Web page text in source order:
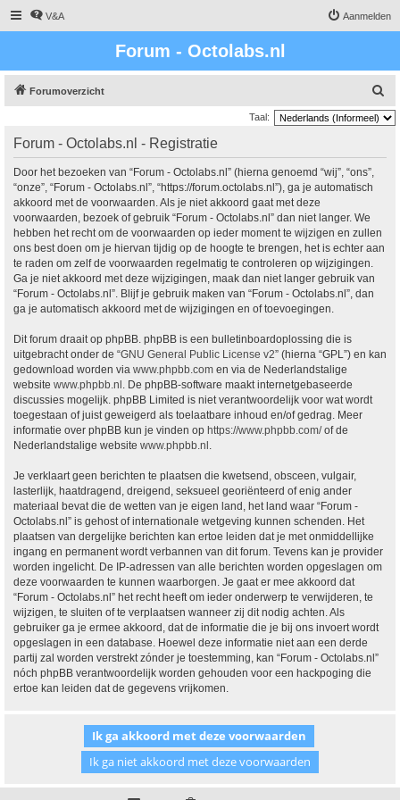
V&A Aanmelden
Forum - Octolabs.nl
Forumoverzicht
o
Taal:
Forum - Octolabs.nl - Registratie
Door het bezoeken van “Forum - Octolabs.nl” (hierna genoemd “wij”, “ons”,
“onze”, “Forum - Octolabs.nl”, “https://forum.octolabs.nl”), ga je automatisch
akkoord met de voorwaarden. Als je niet akkoord gaat met deze
voorwaarden, bezoek of gebruik “Forum - Octolabs.nl” dan niet langer. We
hebben het recht om de voorwaarden op ieder moment te wijzigen en zullen
ons best doen om je hiervan tijdig op de hoogte te brengen, het is echter aan
te raden om zelf de voorwaarden regelmatig te controleren op wijzigingen.
Ga je niet akkoord met deze wijzigingen, maak dan niet langer gebruik van
“Forum - Octolabs.nl”. Blijf je gebruik maken van “Forum - Octolabs.nl”, dan
ga je automatisch akkoord met de wijzigingen en of toevoegingen.
Dit forum draait op phpBB. phpBB is een bulletinboardoplossing die is
uitgebracht onder de “GNU General Public License v2” (hierna “GPL”) en kan
gedownload worden via www.phpbb.com en via de Nederlandstalige
website www.phpbb.nl . De phpBB-software maakt internetgebaseerde
discussies mogelijk. phpBB Limited is niet verantwoordelijk voor wat wordt
toegestaan of juist geweigerd als toelaatbare inhoud en/of gedrag. Meer
informatie over phpBB kun je vinden op https://www.phpbb.com/of de
Nederlandstalige website www.phpbb.nl .
Je verklaart geen berichten te plaatsen die kwetsend, obsceen, vulgair,
lasterlijk, haatdragend, dreigend, seksueel georiënteerd of enig ander
materiaal bevat die de wetten van je eigen land, het land waar “Forum -
Octolabs.nl” is gehost of internationale wetgeving kunnen schenden. Het
plaatsen van dergelijke berichten kan ertoe leiden dat je met onmiddellijke
ingang en permanent wordt verbannen van dit forum. Tevens kan je provider
worden ingelicht. De IP-adressen van alle berichten worden opgeslagen om
deze voorwaarden te kunnen waarborgen. Je gaat er mee akkoord dat
“Forum - Octolabs.nl” het recht heeft om ieder onderwerp te verwijderen, te
wijzigen, te sluiten of te verplaatsen wanneer zij dit nodig achten. Als
gebruiker ga je ermee akkoord, dat de informatie die je bij ons invoert wordt
opgeslagen in een database. Hoewel deze informatie niet aan een derde
partij zal worden verstrekt zónder je toestemming, kan “Forum - Octolabs.nl”
nóch phpBB verantwoordelijk worden gehouden voor een hackpoging die
ertoe kan leiden dat de gegevens vrijkomen.